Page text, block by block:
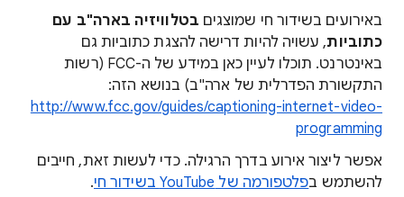
באירועים בשידור חי שמוצגים בטלוויזיה בארה"ב עם
כתוביות, עשויה להיות דרישה להצגת כתוביות גם
באינטרנט. תוכלו לעיין כאן במידע של ה-FCC (רשות
התקשורת הפדרלית של ארה"ב) בנושא הזה:
http://www.fcc.gov/guides/captioning-internet-video-
programming
אפשר ליצור אירוע בדרך הרגילה. כדי לעשות זאת, חייבים
להשתמש בפלטפורמה של YouTube בשידור חי .